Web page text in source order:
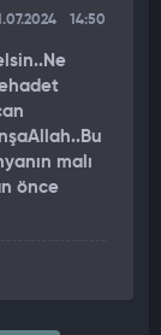
14:50
malı
önce